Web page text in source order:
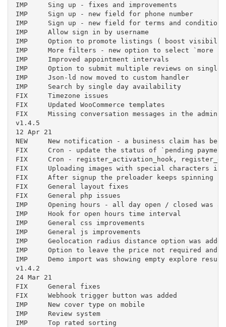
IMP	Sing up - fixes and improvements
IMP	Sign up - new field for phone number
IMP	Sign up - new field for terms and conditions
IMP	Allow sign in by username
IMP	Option to promote listings ( boost visibility ) through the submission plans
IMP	More filters - new option to select `more filters` form
IMP	Improved appointment intervals
IMP	Option to submit multiple reviews on single listing
IMP	Json-ld now moved to custom handler
IMP	Search by single day availability
FIX	Timezone issues
FIX	Updated WooCommerce templates
FIX	Missing conversation messages in the admin area
v1.4.5
12 Apr 21
NEW	New notification - a business claim has been sent
FIX	Cron - update the status of `pending payment` entries after X days
FIX	Cron - register_activation_hook, register_deactivation_hook - multisite
FIX	Uploading images with special characters in the name trhough the front-end
FIX	After signup the preloader keeps spinning
FIX	General layout fixes
FIX	General php issues
IMP	Opening hours - all day open / closed was added
IMP	Hook for open hours time interval
IMP	General css improvements
IMP	General js improvements
IMP	Geolocation radius distance option was added
IMP	Option to leave the price not required and have free listings
IMP	Demo import was showing empty explore results
v1.4.2
24 Mar 21
FIX	General fixes
FIX	Webhook trigger button was added
IMP	New cover type on mobile
IMP	Review system
IMP	Top rated sorting